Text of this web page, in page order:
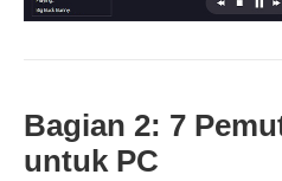
Bagian 2: 7
untuk PC